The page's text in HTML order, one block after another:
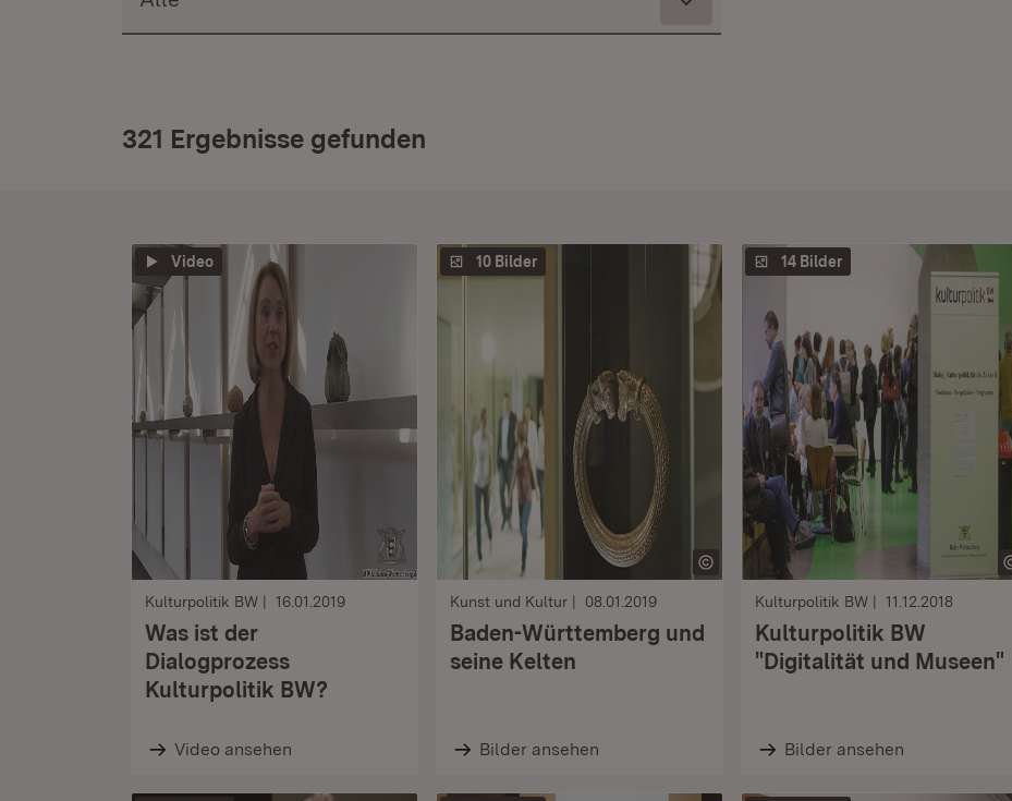
321 Ergebnisse gefunden
Video
Kulturpolitik BW 16.01.2019
Was ist der
Dialogprozess
Kulturpolitik BW?
Video ansehen
10 Bilder
Kunst und Kultur 08.01.2019
Baden-Württemberg und
seine Kelten
Bilder ansehen
14 Bilder
Kulturpolitik BW 11.12.2018
Kulturpolitik BW
"Digitalität und Museen"
Bilder ansehen